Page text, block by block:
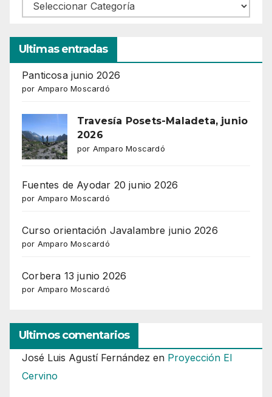
Ultimas entradas
Panticosa junio 2026
por Amparo Moscardó
Travesía Posets-Maladeta, junio
2026
por Amparo Moscardó
Fuentes de Ayodar 20 junio 2026
por Amparo Moscardó
Curso orientación Javalambre junio 2026
por Amparo Moscardó
Corbera 13 junio 2026
por Amparo Moscardó
Ultimos comentarios
José Luis Agustí Fernández en Proyección El
Cervino